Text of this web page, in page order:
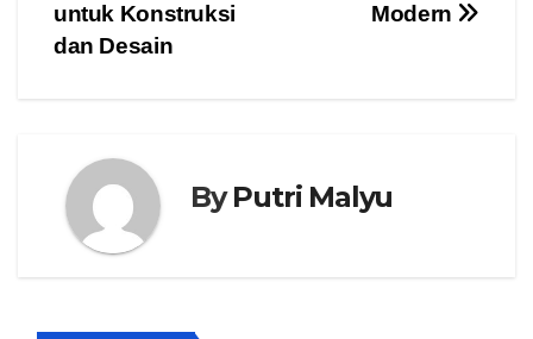
Modern
untuk Konstruksi
dan Desain
ByPutri Malyu